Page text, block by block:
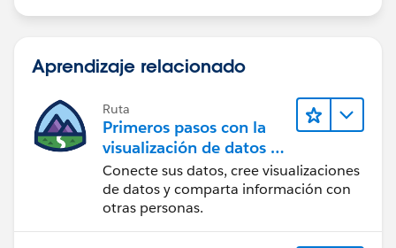
Aprendizaje relacionado
Ruta
Primeros pasos con la
visualización de datos en
Tableau Desktop
Conecte sus datos, cree visualizaciones
de datos y comparta información con
otras personas.